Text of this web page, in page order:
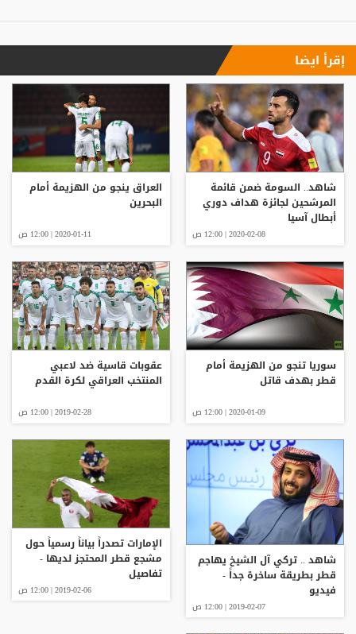
إقرأ ايضا
شاهد.. السومة ضمن قائمة
المرشحين لجائزة هداف دوري
أبطال آسيا
2020-02-08 | 12:00 ص
العراق ينجو من الهزيمة أمام
البحرين
2020-01-11 | 12:00 ص
سوريا تنجو من الهزيمة أمام
قطر بهدف قاتل
2020-01-09 | 12:00 ص
عقوبات قاسية ضد لاعبي
المنتخب العراقي لكرة القدم
2019-02-28 | 12:00 ص
شاهد .. تركي آل الشيخ يهاجم
قطر بطريقة ساخرة جداً -
فيديو
2019-02-07 | 12:00 ص
الإمارات تصدراً بياناً رسمياً حول
مشجع قطر المحتجز لديها -
تفاصيل
2019-02-06 | 12:00 ص